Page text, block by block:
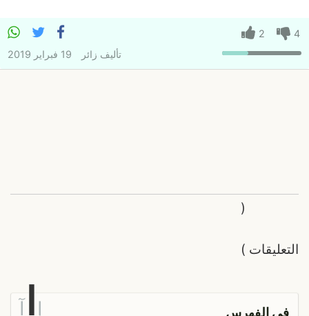
4
2
تأليف زائر 19 فبراير 2019
التعليقات
(
)
إ آ